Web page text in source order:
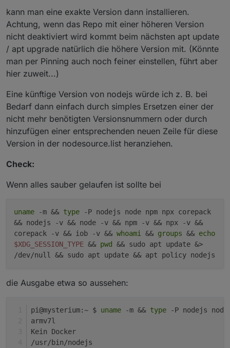
kann man eine exakte Version dann installieren.
Achtung, wenn das Repo mit einer höheren Version
nicht deaktiviert wird kommt beim nächsten apt update
/ apt upgrade natürlich die höhere Version mit. (Könnte
man per Pinning auch noch feiner einstellen, führt aber
hier zuweit...)
Eine künftige Version von nodejs würde ich z. B. bei
Bedarf dann einfach durch simples Ersetzen einer der
nicht mehr benötigten Versionsnummern oder durch
hinzufügen einer entsprechenden neuen Zeile für diese
Version in der nodesource.list heranziehen.
Check:
Wenn alles sauber gelaufen ist sollte bei
uname -m && type -P nodejs node npm npx corepack
&& nodejs -v && node -v && npm -v && npx -v &&
corepack -v && iob -v && whoami && groups && echo
$XDG_SESSION_TYPE && pwd
&& sudo apt update &>
/dev/null && sudo apt update && apt policy nodejs
die Ausgabe etwa so aussehen:
pi@mysterium:~ $ uname -m && type -P nodejs
armv7l
Kein Docker
/usr/bin/nodejs